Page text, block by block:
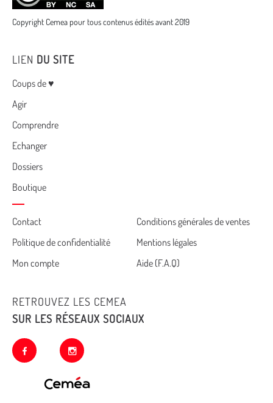
Copyright Cemea pour tous contenus édités avant 2019
LIEN DU SITE
Menu
Coups de ♥
Agir
Comprendre
Echanger
Dossiers
Boutique
Cemea
footer
Contact
Conditions générales de ventes
Politique de confidentialité
Mentions légales
Mon compte
Aide (F.A.Q)
RETROUVEZ LES CEMEA
SUR LES RÉSEAUX SOCIAUX
facebook instagram